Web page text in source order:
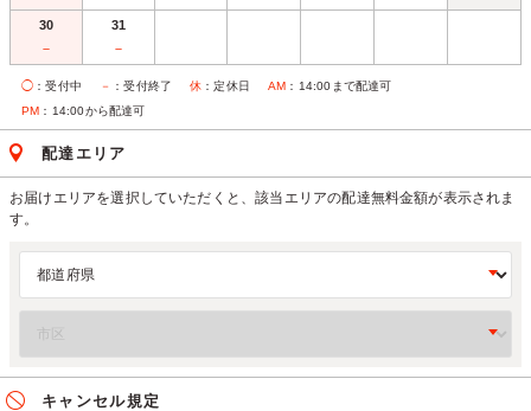
30
－
31
－
◯ ：受付中 － ：受付終了 休 ：定休日 AM ：14:00まで配達可
PM ：14:00から配達可
配達エリア
お届けエリアを選択していただくと、該当エリアの配達無料金額が表示されま
す。
キャンセル規定